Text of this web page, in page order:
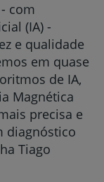
com
(IA) -
e qualidade
em quase
de IA,
Magnética
precisa e
diagnóstico
Tiago